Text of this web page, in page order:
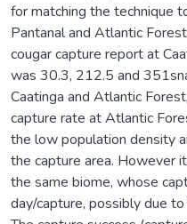
for matching the technique
Pantanal and Atlantic
cougar capture report at
was 30.3, 212.5 and
Caatinga and Atlantic
capture rate at Atlantic
the low population density
the capture area. However
the same biome, whose
day/capture, possibly due